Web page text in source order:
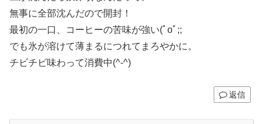
無事に全部沈んだので開封！
最初の一口、コーヒーの苦味が強い(ﾟoﾟ;;
でも氷が溶けて薄まるにつれてまろやかに。
チビチビ味わって消費中(^-^)
返信